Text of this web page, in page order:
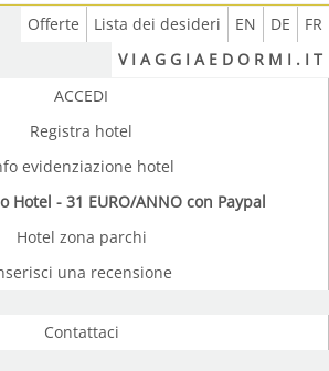
FR
DE
EN
Lista dei desideri
Offerte
V I A G G I A E D O R M I . I T
ACCEDI
Registra hotel
evidenziazione hotel
Hotel - 31 EURO/ANNO con Paypal
Hotel zona parchi
una recensione
Contattaci